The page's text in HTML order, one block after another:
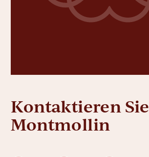
Kontaktieren Sie
Montmollin